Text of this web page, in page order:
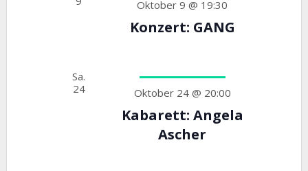
Konzert: GANG
Oktober 9 @ 19:30
Sa.
24
Kabarett: Angela
Ascher
Oktober 24 @ 20:00